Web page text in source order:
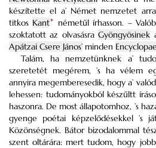
készítette el a’ Német nemzetet
titkos Kant*
németűl írhasson. –
szoktatott az olvasásraGyöngyösinek
Apátzai Csere János’ minden
Talám, ha nemzetünknek a’
szeretetét megérem, ’s ha vélem
annyira megemberesedik, hogy a’
lehessen: tudományokból készűltt
haszonra. De most állapotomhoz, ’s
gyenge poétai képzelődésekkel ’s
Közönségnek. Bátor bizodalommal
szent oltárára: mert tudom, hogy